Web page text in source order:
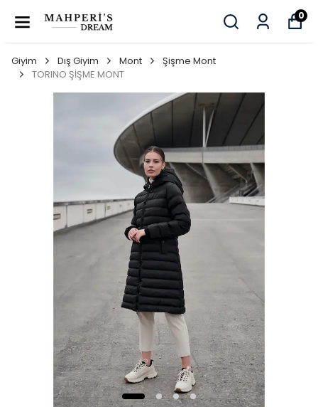
0
Giyim Dış Giyim Mont
Şişme Mont
TORINO ŞİŞME MONT